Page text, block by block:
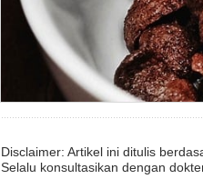
Disclaimer: Artikel ini ditulis
Selalu konsultasikan dengan